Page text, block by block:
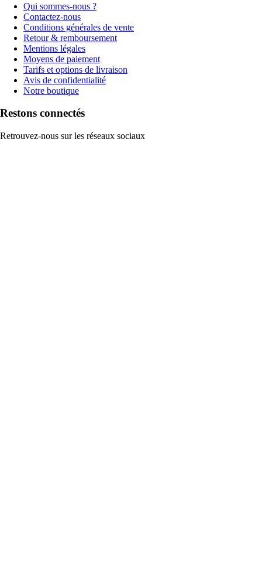
Qui sommes-nous ?
Contactez-nous
Conditions générales de vente
Retour & remboursement
Mentions légales
Moyens de paiement
Tarifs et options de livraison
Avis de confidentialité
Notre boutique
Restons connectés
Retrouvez-nous sur les réseaux sociaux